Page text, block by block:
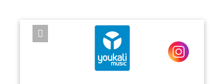
EXPOSE FRAMEWORK FOR JOOMLA 2.5 AND 3.0+